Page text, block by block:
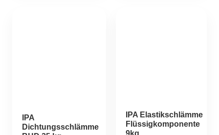
IPA
Dichtungsschlämme
IPA Elastikschlämme
Flüssigkomponente
9kg